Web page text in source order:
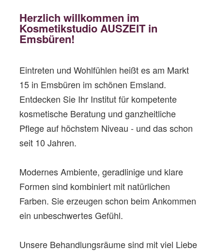
Herzlich willkommen im
Kosmetikstudio AUSZEIT in
Emsbüren!
Eintreten und Wohlfühlen heißt es am Markt
15 in Emsbüren im schönen Emsland.
Entdecken Sie Ihr Institut für kompetente
kosmetische Beratung und ganzheitliche
Pflege auf höchstem Niveau - und das schon
seit 10 Jahren.
Modernes Ambiente, geradlinige und klare
Formen sind kombiniert mit natürlichen
Farben. Sie erzeugen schon beim Ankommen
ein unbeschwertes Gefühl.
Unsere Behandlungsräume sind mit viel Liebe